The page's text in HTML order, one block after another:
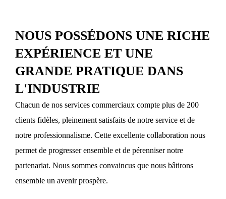
NOUS POSSÉDONS UNE RICHE
EXPÉRIENCE ET UNE
GRANDE PRATIQUE DANS
L'INDUSTRIE
Chacun de nos services commerciaux compte plus de 200
clients fidèles, pleinement satisfaits de notre service et de
notre professionnalisme. Cette excellente collaboration nous
permet de progresser ensemble et de pérenniser notre
partenariat. Nous sommes convaincus que nous bâtirons
ensemble un avenir prospère.